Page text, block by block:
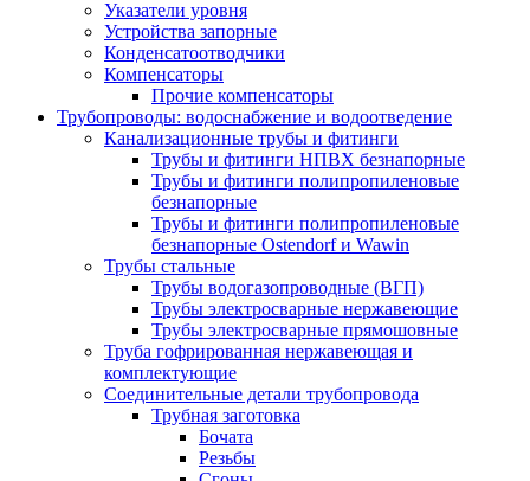
Указатели уровня
Устройства запорные
Конденсатоотводчики
Компенсаторы
Прочие компенсаторы
Трубопроводы: водоснабжение и водоотведение
Канализационные трубы и фитинги
Трубы и фитинги НПВХ безнапорные
Трубы и фитинги полипропиленовые
безнапорные
Трубы и фитинги полипропиленовые
безнапорные Ostendorf и Wawin
Трубы стальные
Трубы водогазопроводные (ВГП)
Трубы электросварные нержавеющие
Трубы электросварные прямошовные
Труба гофрированная нержавеющая и
комплектующие
Соединительные детали трубопровода
Трубная заготовка
Бочата
Резьбы